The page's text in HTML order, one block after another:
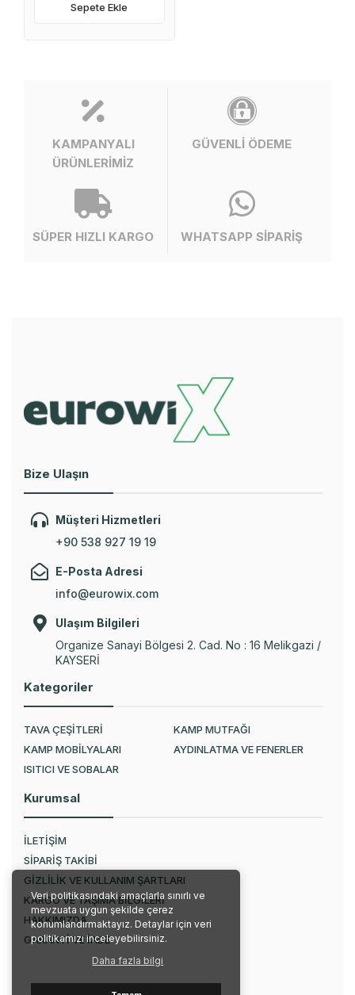
Veri politikasındaki amaçlarla sınırlı ve
mevzuata uygun şekilde çerez
konumlandırmaktayız. Detaylar için veri
politikamızı inceleyebilirsiniz.
Daha fazla bilgi
Sepete Ekle
KAMPANYALI
ÜRÜNLERİMİZ
GÜVENLİ ÖDEME
SÜPER HIZLI KARGO WHATSAPP SİPARİŞ
Bize Ulaşın
Müşteri Hizmetleri
+90 538 927 19 19
E-Posta Adresi
info@eurowix.com
Ulaşım Bilgileri
Organize Sanayi Bölgesi 2. Cad. No : 16 Melikgazi /
KAYSERİ
Kategoriler
TAVA ÇEŞİTLERİ
KAMP MUTFAĞI
KAMP MOBİLYALARI
AYDINLATMA VE FENERLER
ISITICI VE SOBALAR
Kurumsal
İLETİŞİM
SİPARİŞ TAKİBİ
GİZLİLİK VE KULLANIM ŞARTLARI
KARGO VE TAŞIMA BİLGİLERİ
HAKKIMIZDA
GARANTİ VE İADE